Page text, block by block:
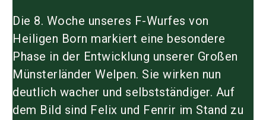
Die 8. Woche unseres F-Wurfes von
Heiligen Born markiert eine besondere
Phase in der Entwicklung unserer Großen
Münsterländer Welpen. Sie wirken nun
deutlich wacher und selbstständiger. Auf
dem Bild sind Felix und Fenrir im Stand zu